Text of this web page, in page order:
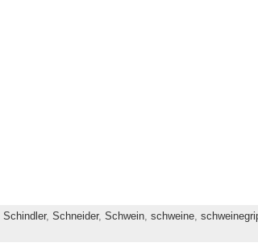
Schindler, Schneider, Schwein, schweine,